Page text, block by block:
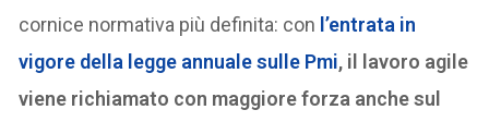
cornice normativa più definita: con l’entrata in
vigore della legge annuale sulle Pmi, il lavoro agile
viene richiamato con maggiore forza anche sul